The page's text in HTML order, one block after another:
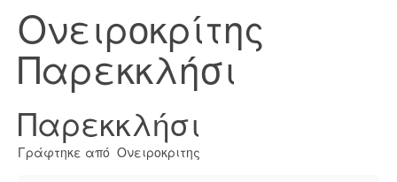
Ονειροκρίτης
Παρεκκλήσι
Παρεκκλήσι
Γράφτηκε από Ονειροκριτης